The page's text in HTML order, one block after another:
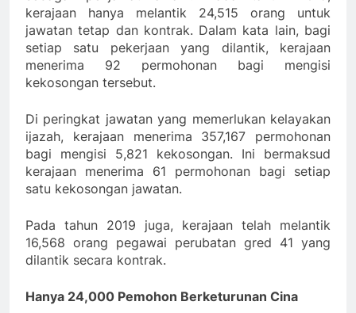
kerajaan hanya melantik 24,515 orang untuk
jawatan tetap dan kontrak. Dalam kata lain, bagi
setiap satu pekerjaan yang dilantik, kerajaan
menerima 92 permohonan bagi mengisi
kekosongan tersebut.
Di peringkat jawatan yang memerlukan kelayakan
ijazah, kerajaan menerima 357,167 permohonan
bagi mengisi 5,821 kekosongan. Ini bermaksud
kerajaan menerima 61 permohonan bagi setiap
satu kekosongan jawatan.
Pada tahun 2019 juga, kerajaan telah melantik
16,568 orang pegawai perubatan gred 41 yang
dilantik secara kontrak.
Hanya 24,000 Pemohon Berketurunan Cina